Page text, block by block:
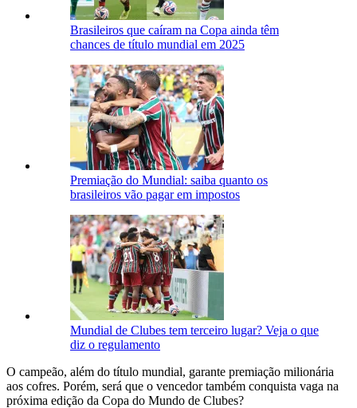
Brasileiros que caíram na Copa ainda têm
chances de título mundial em 2025
Premiação do Mundial: saiba quanto os
brasileiros vão pagar em impostos
Mundial de Clubes tem terceiro lugar? Veja o que
diz o regulamento
O campeão, além do título mundial, garante premiação milionária
aos cofres. Porém, será que o vencedor também conquista vaga na
próxima edição da Copa do Mundo de Clubes?